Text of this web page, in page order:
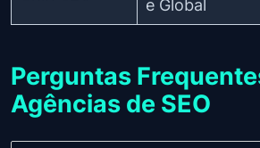
e Global
Perguntas
Agências de SEO